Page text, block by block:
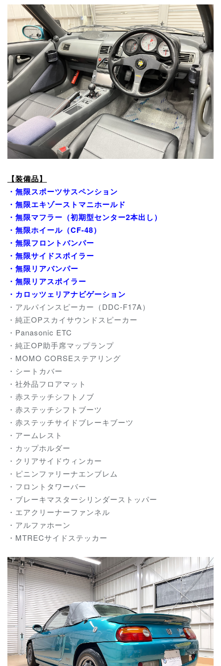
【装備品】
・無限スポーツサスペンション
・無限エキゾーストマニホールド
・無限マフラー（初期型センター2本出し）
・無限ホイール（CF-48）
・無限フロントバンパー
・無限サイドスポイラー
・無限リアバンパー
・無限リアスポイラー
・カロッツェリアナビゲーション
・アルパインスピーカー（DDC-F17A）
・純正OPスカイサウンドスピーカー
・Panasonic ETC
・純正OP助手席マップランプ
・MOMO CORSEステアリング
・シートカバー
・社外品フロアマット
・赤ステッチシフトノブ
・赤ステッチシフトブーツ
・赤ステッチサイドブレーキブーツ
・アームレスト
・カップホルダー
・クリアサイドウィンカー
・ピニンファリーナエンブレム
・フロントタワーバー
・ブレーキマスターシリンダーストッパー
・エアクリーナーファンネル
・アルファホーン
・MTRECサイドステッカー